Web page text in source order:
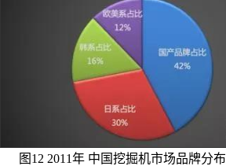
图12 2011年 中国挖掘机市场品牌分布